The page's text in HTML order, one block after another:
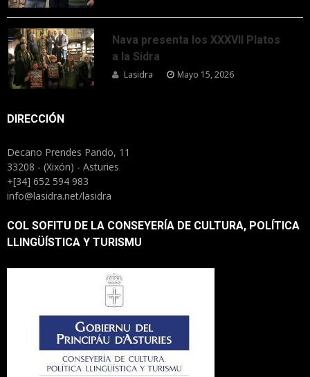
Nava presenta los XXXVII Platos
a la Sidra
Lasidra Mayo 15, 2026
DIRECCIÓN
Decano Prendes Pando, 11
33208 - (Xixón) - Asturies
+[34] 652 594 983
info@lasidra.net/lasidra
COL SOFITU DE LA CONSEYERÍA DE CULTURA, POLÍTICA
LLINGÜÍSTICA Y TURISMU